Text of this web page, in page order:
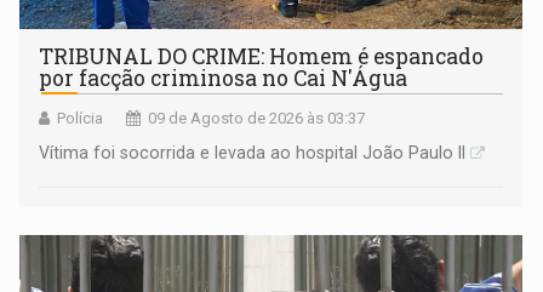
TRIBUNAL DO CRIME: Homem é espancado
por facção criminosa no Cai N'Água
Polícia 09 de Agosto de 2026 às 03:37
Vítima foi socorrida e levada ao hospital João Paulo II